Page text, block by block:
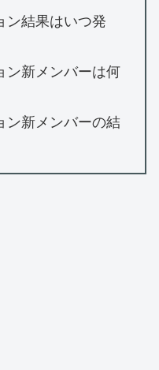
ン結果はいつ発
ン新メンバーは何
ン新メンバーの結